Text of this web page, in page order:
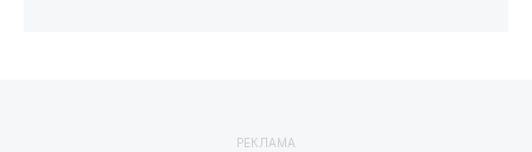
РЕКЛАМА